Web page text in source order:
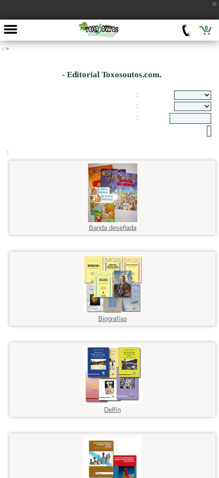
0
:: >
- Editorial Toxosoutos.com.
:
:
:
:
Banda deseñada
Biografías
Delfín